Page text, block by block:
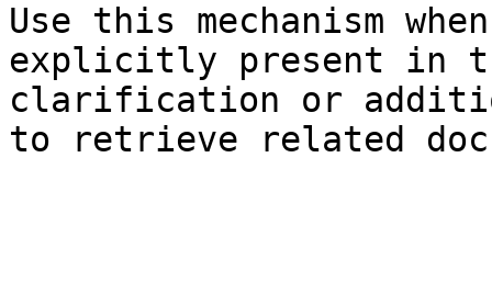
Use this mechanism
explicitly present in
clarification or